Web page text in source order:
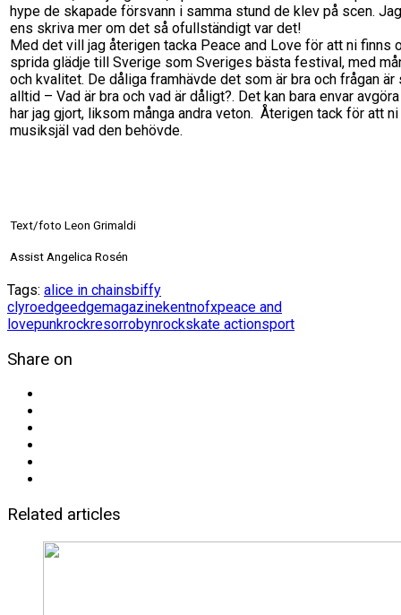
hype de skapade försvann i samma stund de klev på scen.
ens skriva mer om det så ofullständigt var det!
Med det vill jag återigen tacka Peace and Love för att ni finns
sprida glädje till Sverige som Sveriges bästa festival, med
och kvalitet. De dåliga framhävde det som är bra och frågan är
alltid – Vad är bra och vad är dåligt?. Det kan bara envar
har jag gjort, liksom många andra veton. Återigen tack för att
musiksjäl vad den behövde.
Text/foto Leon Grimaldi
Assist Angelica Rosén
Tags: alice in chainsbiffy
clyroedgeedgemagazinekentnofxpeace and
lovepunkrockresorrobynrockskate actionsport
Share on
Related articles